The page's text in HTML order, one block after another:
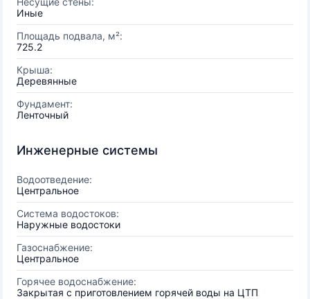
Иные
Площадь подвала, м²:
725.2
Крыша:
Деревянные
Фундамент:
Ленточный
Инженерные системы
Водоотведение:
Центральное
Система водостоков:
Наружные водостоки
Газоснабжение:
Центральное
Горячее водоснабжение:
Закрытая с приготовлением горячей воды на ЦТП